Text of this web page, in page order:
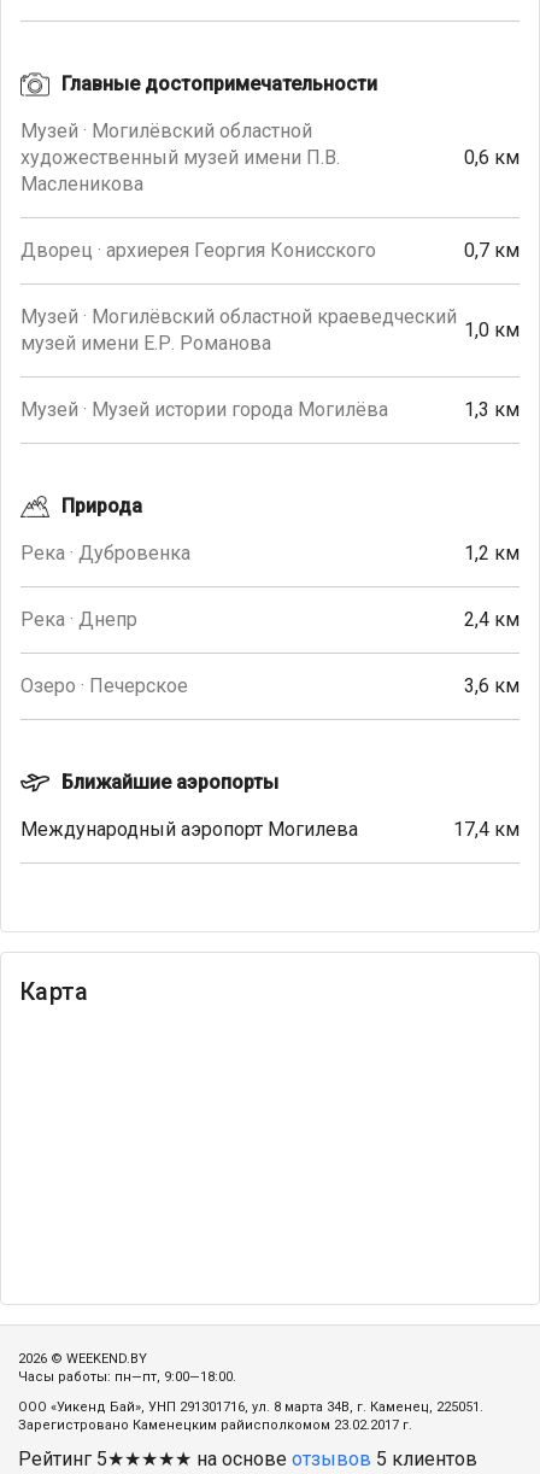
Главные достопримечательности
Музей · Могилёвский областной
художественный музей имени П.В.
Масленикова
0,6 км
Дворец · архиерея Георгия Конисского 0,7 км
Музей · Могилёвский областной краеведческий
музей имени Е.Р. Романова
1,0 км
Музей · Музей истории города Могилёва 1,3 км
Природа
Река · Дубровенка 1,2 км
Река · Днепр 2,4 км
Озеро · Печерское 3,6 км
Ближайшие аэропорты
Международный аэропорт Могилева 17,4 км
Карта
2026 © WEEKEND.BY
Часы работы: пн—пт, 9:00—18:00.
ООО «Уикенд Бай», УНП 291301716, ул. 8 марта 34В, г. Каменец, 225051.
Зарегистровано Каменецким райисполкомом 23.02.2017 г.
Рейтинг 5★★★★★ на основе отзывов 5 клиентов